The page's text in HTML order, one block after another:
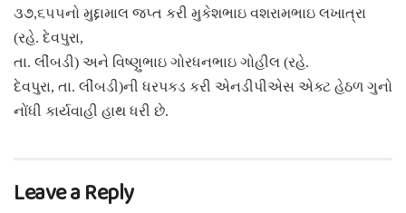
૩૭,૬૫૫નો મુદ્દામાલ જપ્ત કરી મુકેશભાઇ વશરામભાઇ લખાત્રા
(રહે. દેવપુરા,
તા. લીંબડી) અને વિષ્ણુભાઇ ગોરધનભાઇ ગોહીલ (રહે.
દેવપુરા, તા. લીંબડી)ની ધરપકડ કરી એનડીપીએસ એક્ટ હેઠળ ગુનો
નોંધી કાર્યવાહી હાથ ધરી છે.
Leave a Reply